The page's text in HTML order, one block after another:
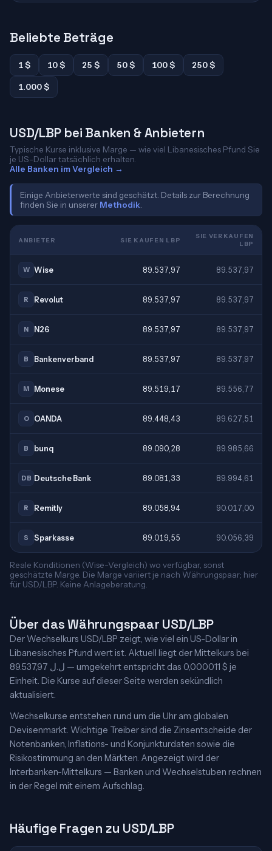
Beliebte Beträge
1 $ 10 $ 25 $ 50 $ 100 $
250 $
1.000 $
USD/LBP bei Banken & Anbietern
Typische Kurse inklusive Marge — wie viel Libanesisches Pfund Sie
je US-Dollar tatsächlich erhalten.
Alle Banken im Vergleich →
Einige Anbieterwerte sind geschätzt. Details zur Berechnung
finden Sie in unserer Methodik
ANBIETER SIE KAUFEN LBP
SIE VERKAUFEN
LBP
W Wise 89.537,97 89.537,97
R Revolut 89.537,97 89.537,97
N N26 89.537,97 89.537,97
B Bankenverband 89.537,97 89.537,97
M Monese 89.519,17 89.556,77
O OANDA 89.448,43 89.627,51
B bunq 89.090,28 89.985,66
DB Deutsche Bank 89.081,33 89.994,61
R Remitly 89.058,94 90.017,00
S Sparkasse 89.019,55 90.056,39
Reale Konditionen (Wise-Vergleich) wo verfügbar, sonst
geschätzte Marge. Die Marge variiert je nach Währungspaar; hier
für USD/LBP. Keine Anlageberatung.
Über das Währungspaar USD/LBP
Der Wechselkurs USD/LBP zeigt, wie viel ein US-Dollar in
Libanesisches Pfund wert ist. Aktuell liegt der Mittelkurs bei
89.537,97 ل.ل — umgekehrt entspricht das 0,000011 $ je
Einheit. Die Kurse auf dieser Seite werden sekündlich
aktualisiert.
Wechselkurse entstehen rund um die Uhr am globalen
Devisenmarkt. Wichtige Treiber sind die Zinsentscheide der
Notenbanken, Inflations- und Konjunkturdaten sowie die
Risikostimmung an den Märkten. Angezeigt wird der
Interbanken-Mittelkurs — Banken und Wechselstuben rechnen
in der Regel mit einem Aufschlag.
Häufige Fragen zu USD/LBP